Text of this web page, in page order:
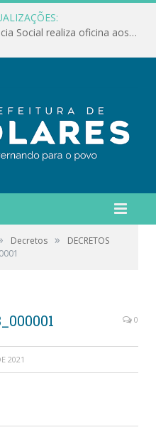
Conselho Municipal de Assistência Social realiza oficina aos servidores
Decretos »
DECRETOS
0
2021